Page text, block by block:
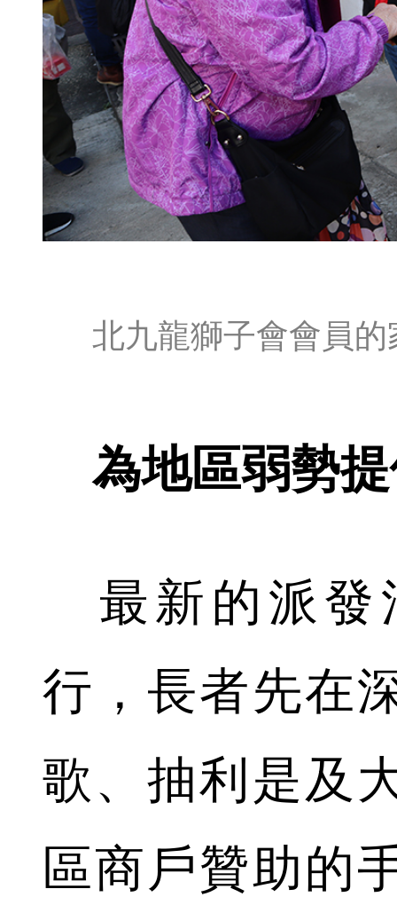
北九龍獅子會會員
為地區弱勢提
最新的派發
行，長者先在
歌、抽利是及
區商戶贊助的